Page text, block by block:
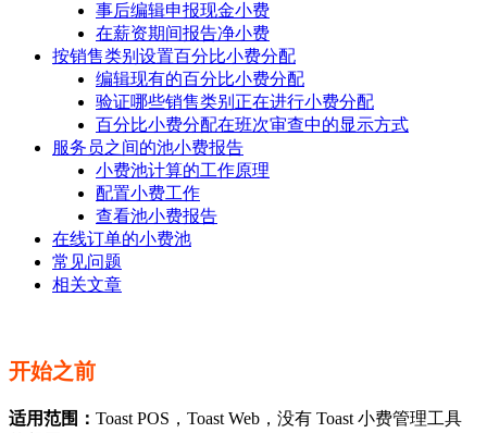
事后编辑申报现金小费
在薪资期间报告净小费
按销售类别设置百分比小费分配
编辑现有的百分比小费分配
验证哪些销售类别正在进行小费分配
百分比小费分配在班次审查中的显示方式
服务员之间的池小费报告
小费池计算的工作原理
配置小费工作
查看池小费报告
在线订单的小费池
常见问题
相关文章
开始之前
适用范围： Toast POS，Toast Web，没有 Toast 小费管理工具